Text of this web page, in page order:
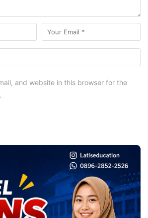
and website in this browser for the